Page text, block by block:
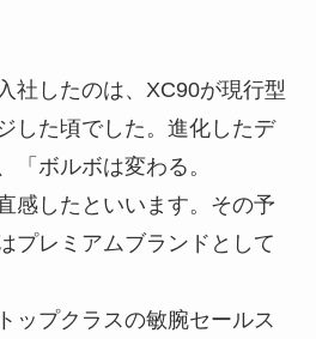
社したのは、XC90が現行型
した頃でした。進化したデ
「ボルボは変わる。
感したといいます。その予
プレミアムブランドとして
ップクラスの敏腕セールス